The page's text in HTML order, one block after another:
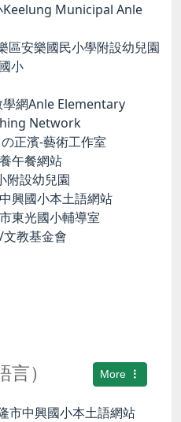
Keelung Municipal Anle
區安樂國民小學附設幼兒園
小
學網Anle Elementary
Network
正濱-藝術工作室
午餐網站
附設幼兒園
興國小本土語網站
東光國小輔導室
教基金會
More
）
市中興國小本土語網站